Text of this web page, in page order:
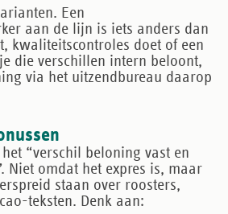
Een
aan de lijn is iets anders dan
kwaliteitscontroles doet of een
die verschillen intern beloont,
via het uitzendbureau daarop
“verschil beloning vast en
Niet omdat het expres is, maar
staan over roosters,
teksten. Denk aan: